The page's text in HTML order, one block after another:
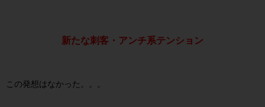
新たな刺客・アンチ系テンション
この発想はなかった。。。